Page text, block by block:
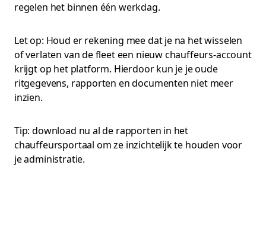
regelen het binnen één werkdag.
Let op: Houd er rekening mee dat je na het wisselen
of verlaten van de fleet een nieuw chauffeurs-account
krijgt op het platform. Hierdoor kun je je oude
ritgegevens, rapporten en documenten niet meer
inzien.
Tip: download nu al de rapporten in het
chauffeursportaal om ze inzichtelijk te houden voor
je administratie.